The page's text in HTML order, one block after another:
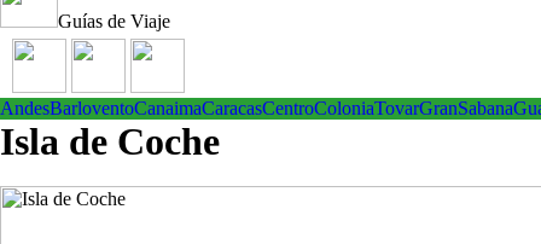
Guías de Viaje
AndesBarloventoCanaimaCaracasCentroColoniaTovarGranSabana
Isla de Coche